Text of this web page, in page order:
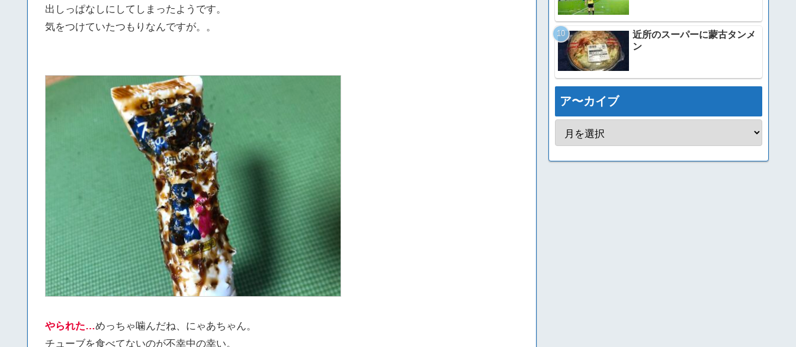
出しっぱなしにしてしまったようです。
気をつけていたつもりなんですが。。
やられた…めっちゃ噛んだね、にゃあちゃん。
チューブを食べてないのが不幸中の幸い。
近所のスーパーに蒙古タンメ
ン
ア〜カイブ